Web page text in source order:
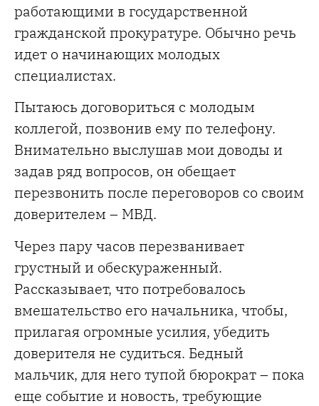
работающими в государственной
гражданской прокуратуре. Обычно речь
идет о начинающих молодых
специалистах.
Пытаюсь договориться с молодым
коллегой, позвонив ему по телефону.
Внимательно выслушав мои доводы и
задав ряд вопросов, он обещает
перезвонить после переговоров со своим
доверителем – МВД.
Через пару часов перезванивает
грустный и обескураженный.
Рассказывает, что потребовалось
вмешательство его начальника, чтобы,
прилагая огромные усилия, убедить
доверителя не судиться. Бедный
мальчик, для него тупой бюрократ – пока
еще событие и новость, требующие